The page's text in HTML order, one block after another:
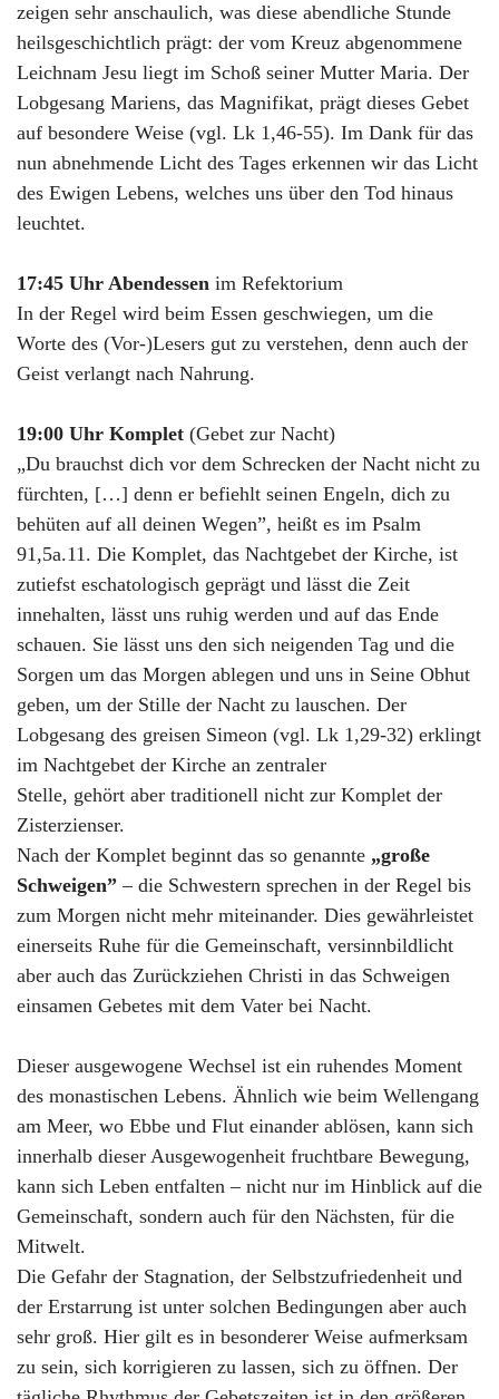
zeigen sehr anschaulich, was diese abendliche Stunde
heilsgeschichtlich prägt: der vom Kreuz abgenommene
Leichnam Jesu liegt im Schoß seiner Mutter Maria. Der
Lobgesang Mariens, das Magnifikat, prägt dieses Gebet
auf besondere Weise (vgl. Lk 1,46-55). Im Dank für das
nun abnehmende Licht des Tages erkennen wir das Licht
des Ewigen Lebens, welches uns über den Tod hinaus
leuchtet.
17:45 Uhr Abendessen im Refektorium
In der Regel wird beim Essen geschwiegen, um die
Worte des (Vor-)Lesers gut zu verstehen, denn auch der
Geist verlangt nach Nahrung.
19:00 Uhr Komplet (Gebet zur Nacht)
„Du brauchst dich vor dem Schrecken der Nacht nicht zu
fürchten, […] denn er befiehlt seinen Engeln, dich zu
behüten auf all deinen Wegen”, heißt es im Psalm
91,5a.11. Die Komplet, das Nachtgebet der Kirche, ist
zutiefst eschatologisch geprägt und lässt die Zeit
innehalten, lässt uns ruhig werden und auf das Ende
schauen. Sie lässt uns den sich neigenden Tag und die
Sorgen um das Morgen ablegen und uns in Seine Obhut
geben, um der Stille der Nacht zu lauschen. Der
Lobgesang des greisen Simeon (vgl. Lk 1,29-32) erklingt
im Nachtgebet der Kirche an zentraler
Stelle, gehört aber traditionell nicht zur Komplet der
Zisterzienser.
Nach der Komplet beginnt das so genannte „große
Schweigen” – die Schwestern sprechen in der Regel bis
zum Morgen nicht mehr miteinander. Dies gewährleistet
einerseits Ruhe für die Gemeinschaft, versinnbildlicht
aber auch das Zurückziehen Christi in das Schweigen
einsamen Gebetes mit dem Vater bei Nacht.
Dieser ausgewogene Wechsel ist ein ruhendes Moment
des monastischen Lebens. Ähnlich wie beim Wellengang
am Meer, wo Ebbe und Flut einander ablösen, kann sich
innerhalb dieser Ausgewogenheit fruchtbare Bewegung,
kann sich Leben entfalten – nicht nur im Hinblick auf die
Gemeinschaft, sondern auch für den Nächsten, für die
Mitwelt.
Die Gefahr der Stagnation, der Selbstzufriedenheit und
der Erstarrung ist unter solchen Bedingungen aber auch
sehr groß. Hier gilt es in besonderer Weise aufmerksam
zu sein, sich korrigieren zu lassen, sich zu öffnen. Der